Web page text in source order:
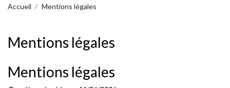
Accueil Mentions légales
Mentions légales
Mentions légales